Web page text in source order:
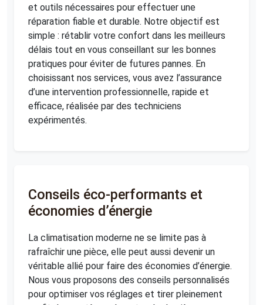
et outils nécessaires pour effectuer une
réparation fiable et durable. Notre objectif est
simple : rétablir votre confort dans les meilleurs
délais tout en vous conseillant sur les bonnes
pratiques pour éviter de futures pannes. En
choisissant nos services, vous avez l’assurance
d’une intervention professionnelle, rapide et
efficace, réalisée par des techniciens
expérimentés.
Conseils éco-performants et
économies d’énergie
La climatisation moderne ne se limite pas à
rafraîchir une pièce, elle peut aussi devenir un
véritable allié pour faire des économies d’énergie.
Nous vous proposons des conseils personnalisés
pour optimiser vos réglages et tirer pleinement